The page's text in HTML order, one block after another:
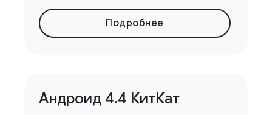
Подробнее
Андроид 4.4 КитКат